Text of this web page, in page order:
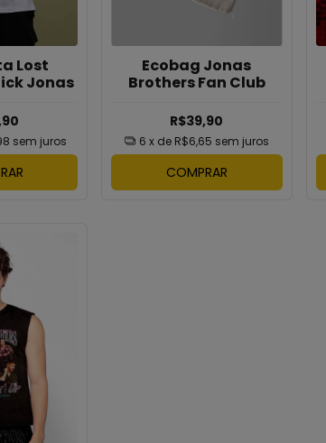
Lost
Jonas
sem juros
Ecobag Jonas
Brothers Fan Club
R$39,90
6 x de R$6,65 sem juros
COMPRAR